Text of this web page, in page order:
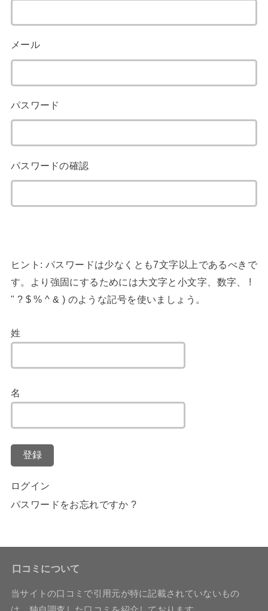
メール
パスワード
パスワードの確認
ヒント: パスワードは少なくとも7文字以上であるべきで
す。より強固にするためには大文字と小文字、数字、 !
" ? $ % ^ & ) のような記号を使いましょう。
姓
名
登録
ログイン
パスワードをお忘れですか ?
口コミについて
当サイトの口コミで引用元が特に記載されていないもの